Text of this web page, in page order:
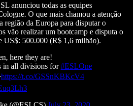
anunciou todas as equipes
O que mais chamou a atenção
região da Europa para disputar o
vão realizar um bootcamp e disputa o
US$: 500.000 (R$ 1,6 milhão).
here they are!
in all divisions for#ESLOne
https://t.co/GSSnKBKcV4